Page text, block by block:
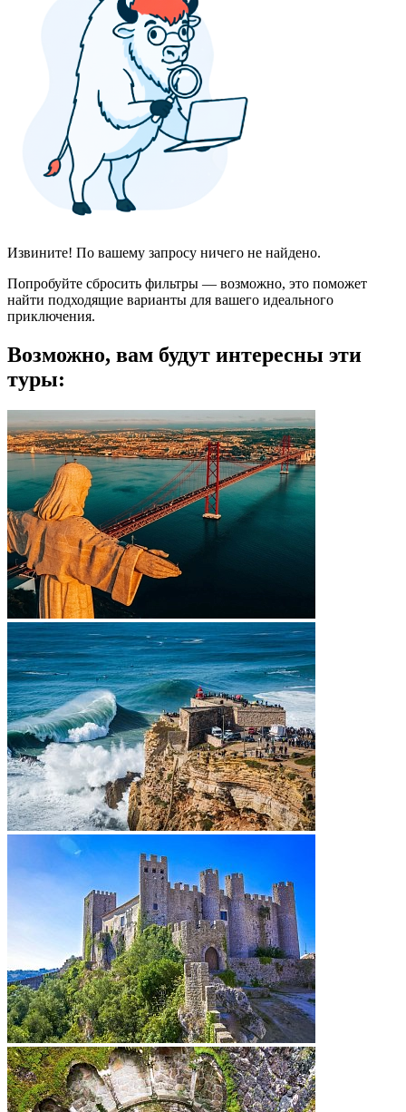
Извините! По вашему запросу ничего не найдено.
Попробуйте сбросить фильтры — возможно, это поможет
найти подходящие варианты для вашего идеального
приключения.
Возможно, вам будут интересны эти
туры: